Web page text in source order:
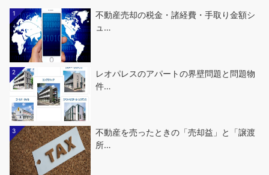
1
不動産売却の税金・諸経費・手取り金額シ
ュ…
2
レオパレスのアパートの界壁問題と問題物
件…
3
不動産を売ったときの「売却益」と「譲渡
所…